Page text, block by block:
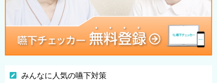
みんなに人気の嚥下対策